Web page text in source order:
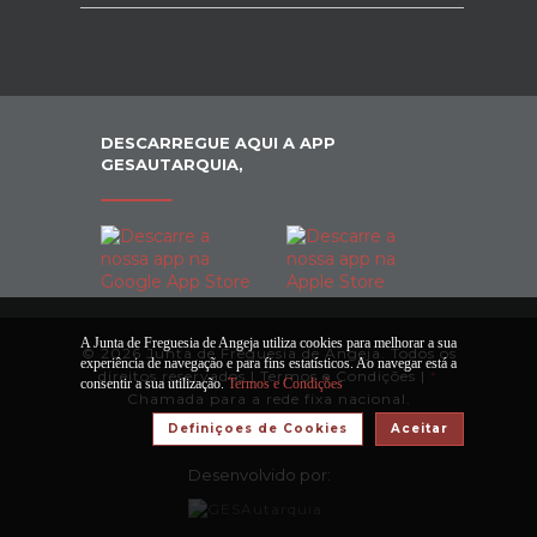
DESCARREGUE AQUI A APP
GESAUTARQUIA,
© 2026 Junta de Freguesia de Angeja. Todos os
direitos reservados | Termos e Condições | *
Chamada para a rede fixa nacional.
Desenvolvido por:
A Junta de Freguesia de Angeja utiliza cookies para melhorar a sua
experiência de navegação e para fins estatísticos. Ao navegar está a
consentir a sua utilização.Termos e Condições
Aceitar
Definiçoes de Cookies